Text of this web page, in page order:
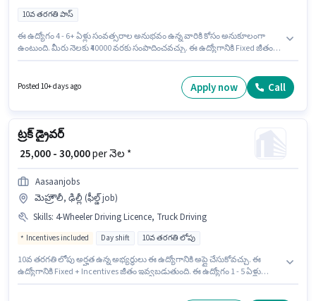
10వ తరగతి పాస్
ఈ ఉద్యోగం 4 - 6+ ఏళ్లు సంవత్సరాల అనుభవం ఉన్న వారికి కోసం అనుకూలంగా
ఉంటుంది. మీరు నెలకు ₹40000 వరకు సంపాదించవచ్చు. ఈ ఉద్యోగానికి Fixed జీతం
అకౌంటెంట్ విభాగంలో ఫైనాన్స్ ఎగ్జిక్యూటివ్ గా చేరండి.
Posted 10+ days ago Apply now Call
ట్రక్ డ్రైవర్
₹ 25,000 - 30,000per నెల *
Aasaanjobs
మెహ్రౌలీ, ఢిల్లీ (ఫీల్డ్ job)
Skills: 4-Wheeler Driving Licence, Truck Driving
Incentives included Day shift 10వ తరగతి లోపు
10వ తరగతి లోపు అర్హత ఉన్న అభ్యర్థులు ఈ ఉద్యోగానికి అప్లై చేసుకోవచ్చు. ఈ
ఉద్యోగానికి Fixed + Incentives జీతం ఇవ్వబడుతుంది. ఈ ఉద్యోగం 1 - 5 ఏళ్లు